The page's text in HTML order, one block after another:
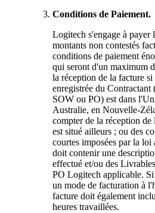
Conditions de Paiement.
Logitech s'engage à payer
montants non contestés
conditions de paiement
qui seront d'un maximum
la réception de la facture
enregistrée du Contractant
SOW ou PO) est dans
Australie, en Nouvelle-
compter de la réception
est situé ailleurs ; ou des
courtes imposées par la
doit contenir une
effectué et/ou des
PO Logitech applicable. Si
un mode de facturation à
facture doit également
heures travaillées.